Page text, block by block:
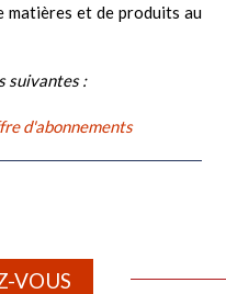
matières et de produits au
suivantes :
d'abonnements
VOUS